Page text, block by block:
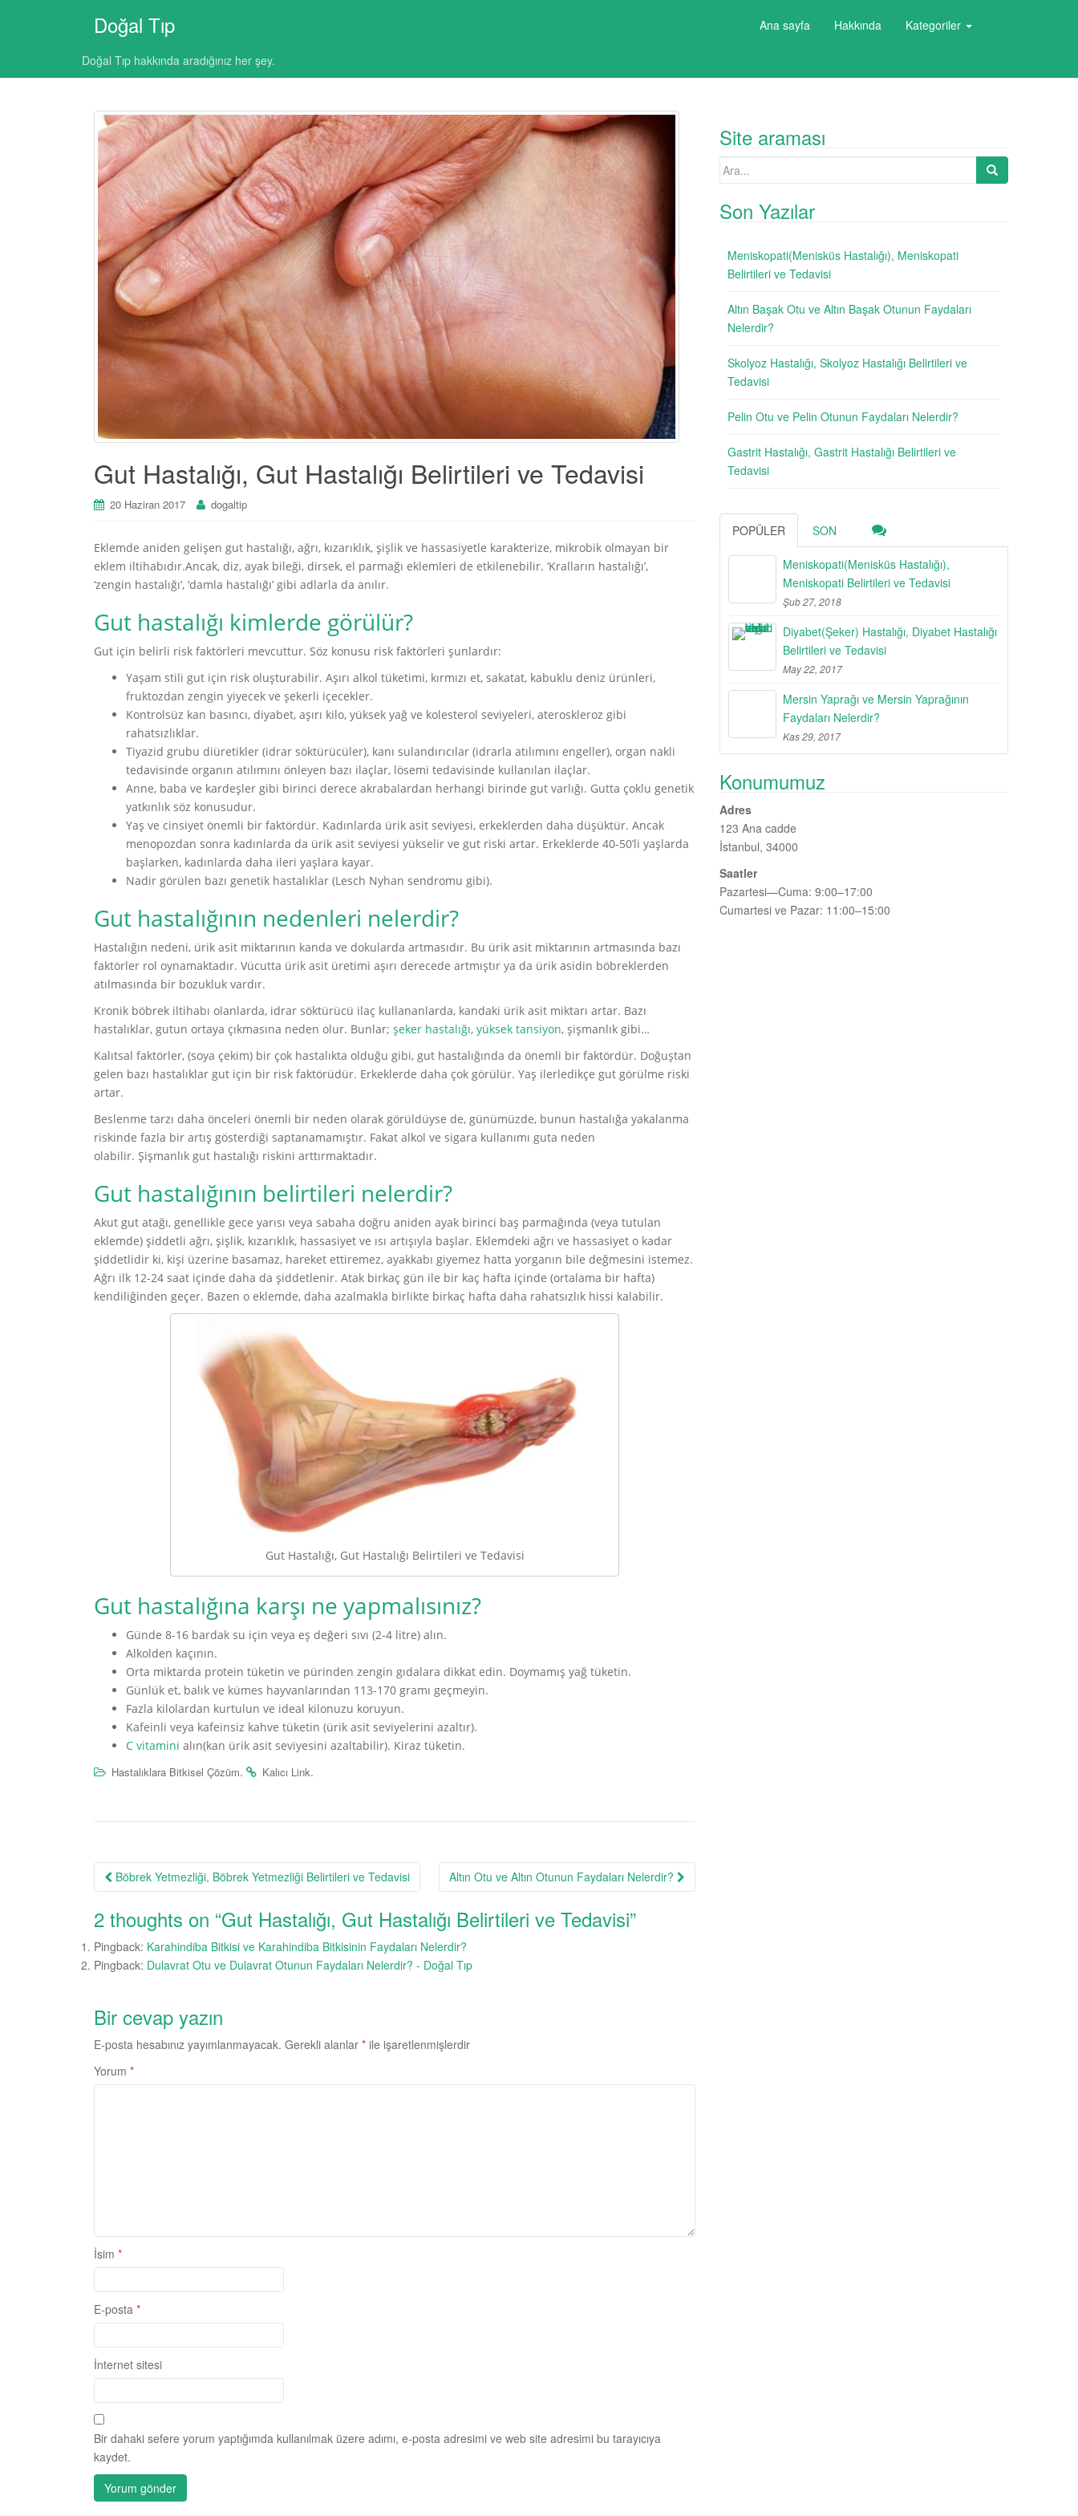
Doğal Tıp
Doğal Tıp hakkında aradığınız her şey.
Ana sayfa Hakkında Kategoriler
Gut Hastalığı, Gut Hastalığı Belirtileri ve Tedavisi
20 Haziran 2017 dogaltip
Eklemde aniden gelişen gut hastalığı, ağrı, kızarıklık, şişlik ve hassasiyetle karakterize, mikrobik olmayan bir
eklem iltihabıdır.Ancak, diz, ayak bileği, dirsek, el parmağı eklemleri de etkilenebilir. ‘Kralların hastalığı’,
‘zengin hastalığı’, ‘damla hastalığı’ gibi adlarla da anılır.
Gut hastalığı kimlerde görülür?
Gut için belirli risk faktörleri mevcuttur. Söz konusu risk faktörleri şunlardır:
Yaşam stili gut için risk oluşturabilir. Aşırı alkol tüketimi, kırmızı et, sakatat, kabuklu deniz ürünleri,
fruktozdan zengin yiyecek ve şekerli içecekler.
Kontrolsüz kan basıncı, diyabet, aşırı kilo, yüksek yağ ve kolesterol seviyeleri, ateroskleroz gibi
rahatsızlıklar.
Tiyazid grubu diüretikler (idrar söktürücüler), kanı sulandırıcılar (idrarla atılımını engeller), organ nakli
tedavisinde organın atılımını önleyen bazı ilaçlar, lösemi tedavisinde kullanılan ilaçlar.
Anne, baba ve kardeşler gibi birinci derece akrabalardan herhangi birinde gut varlığı. Gutta çoklu genetik
yatkınlık söz konusudur.
Yaş ve cinsiyet önemli bir faktördür. Kadınlarda ürik asit seviyesi, erkeklerden daha düşüktür. Ancak
menopozdan sonra kadınlarda da ürik asit seviyesi yükselir ve gut riski artar. Erkeklerde 40-50’li yaşlarda
başlarken, kadınlarda daha ileri yaşlara kayar.
Nadir görülen bazı genetik hastalıklar (Lesch Nyhan sendromu gibi).
Gut hastalığının nedenleri nelerdir?
Hastalığın nedeni, ürik asit miktarının kanda ve dokularda artmasıdır. Bu ürik asit miktarının artmasında bazı
faktörler rol oynamaktadır. Vücutta ürik asit üretimi aşırı derecede artmıştır ya da ürik asidin böbreklerden
atılmasında bir bozukluk vardır.
Kronik böbrek iltihabı olanlarda, idrar söktürücü ilaç kullananlarda, kandaki ürik asit miktarı artar. Bazı
hastalıklar, gutun ortaya çıkmasına neden olur. Bunlar; şeker hastalığı, yüksek tansiyon, şişmanlık gibi…
Kalıtsal faktörler, (soya çekim) bir çok hastalıkta olduğu gibi, gut hastalığında da önemli bir faktördür. Doğuştan
gelen bazı hastalıklar gut için bir risk faktörüdür. Erkeklerde daha çok görülür. Yaş ilerledikçe gut görülme riski
artar.
Beslenme tarzı daha önceleri önemli bir neden olarak görüldüyse de, günümüzde, bunun hastalığa yakalanma
riskinde fazla bir artış gösterdiği saptanamamıştır. Fakat alkol ve sigara kullanımı guta neden
olabilir. Şişmanlık gut hastalığı riskini arttırmaktadır.
Gut hastalığının belirtileri nelerdir?
Akut gut atağı, genellikle gece yarısı veya sabaha doğru aniden ayak birinci baş parmağında (veya tutulan
eklemde) şiddetli ağrı, şişlik, kızarıklık, hassasiyet ve ısı artışıyla başlar. Eklemdeki ağrı ve hassasiyet o kadar
şiddetlidir ki, kişi üzerine basamaz, hareket ettiremez, ayakkabı giyemez hatta yorganın bile değmesini istemez.
Ağrı ilk 12-24 saat içinde daha da şiddetlenir. Atak birkaç gün ile bir kaç hafta içinde (ortalama bir hafta)
kendiliğinden geçer. Bazen o eklemde, daha azalmakla birlikte birkaç hafta daha rahatsızlık hissi kalabilir.
Gut Hastalığı, Gut Hastalığı Belirtileri ve Tedavisi
Gut hastalığına karşı ne yapmalısınız?
Günde 8-16 bardak su için veya eş değeri sıvı (2-4 litre) alın.
Alkolden kaçının.
Orta miktarda protein tüketin ve pürinden zengin gıdalara dikkat edin. Doymamış yağ tüketin.
Günlük et, balık ve kümes hayvanlarından 113-170 gramı geçmeyin.
Fazla kilolardan kurtulun ve ideal kilonuzu koruyun.
Kafeinli veya kafeinsiz kahve tüketin (ürik asit seviyelerini azaltır).
C vitamini alın(kan ürik asit seviyesini azaltabilir). Kiraz tüketin.
Hastalıklara Bitkisel Çözüm. Kalıcı Link.
Post
Böbrek Yetmezliği, Böbrek Yetmezliği Belirtileri ve Tedavisi Altın Otu ve Altın Otunun Faydaları Nelerdir?
2 thoughts on “Gut Hastalığı, Gut Hastalığı Belirtileri ve Tedavisi”
Pingback: Karahindiba Bitkisi ve Karahindiba Bitkisinin Faydaları Nelerdir?
Pingback: Dulavrat Otu ve Dulavrat Otunun Faydaları Nelerdir? - Doğal Tıp
Bir cevap yazın
E-posta hesabınız yayımlanmayacak. Gerekli alanlar * ile işaretlenmişlerdir
Yorum *
İsim *
E-posta *
İnternet sitesi
Bir dahaki sefere yorum yaptığımda kullanılmak üzere adımı, e-posta adresimi ve web site adresimi bu tarayıcıya
kaydet.
Site araması
Search
Son Yazılar
Meniskopati(Menisküs Hastalığı), Meniskopati
Belirtileri ve Tedavisi
Altın Başak Otu ve Altın Başak Otunun Faydaları
Nelerdir?
Skolyoz Hastalığı, Skolyoz Hastalığı Belirtileri ve
Tedavisi
Pelin Otu ve Pelin Otunun Faydaları Nelerdir?
Gastrit Hastalığı, Gastrit Hastalığı Belirtileri ve
Tedavisi
POPÜLER SON
Meniskopati(Menisküs Hastalığı),
Meniskopati Belirtileri ve Tedavisi
Şub 27, 2018
Diyabet(Şeker) Hastalığı, Diyabet Hastalığı
Belirtileri ve Tedavisi
May 22, 2017
Mersin Yaprağı ve Mersin Yaprağının
Faydaları Nelerdir?
Kas 29, 2017
Konumumuz
Adres
123 Ana cadde
İstanbul, 34000
Saatler
Pazartesi—Cuma: 9:00–17:00
Cumartesi ve Pazar: 11:00–15:00